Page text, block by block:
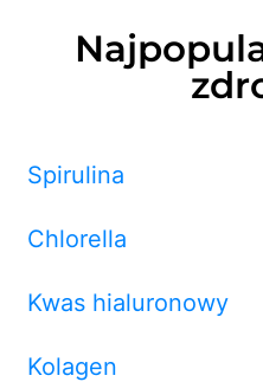
Spirulina
Chlorella
Kwas hialuronowy
Kolagen